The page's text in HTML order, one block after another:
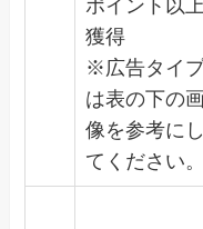
ポイント以上
獲得
※広告タイ
は表の下の
像を参考にし
てください。